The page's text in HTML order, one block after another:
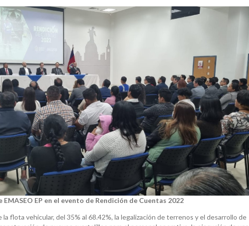
EP en el evento de Rendición de Cuentas 2022
flota vehicular, del 35% al 68.42%, la legalización de terrenos y el desarrollo de